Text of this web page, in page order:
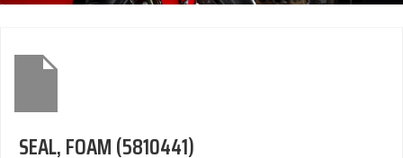
SEAL, FOAM (5810441)